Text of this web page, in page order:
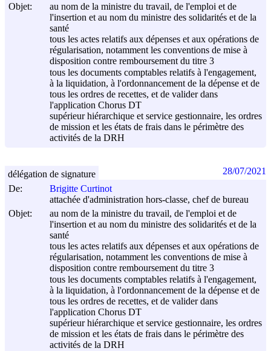
Objet:
au nom de la ministre du travail, de l'emploi et de
l'insertion et au nom du ministre des solidarités et de la
santé
tous les actes relatifs aux dépenses et aux opérations de
régularisation, notamment les conventions de mise à
disposition contre remboursement du titre 3
tous les documents comptables relatifs à l'engagement,
à la liquidation, à l'ordonnancement de la dépense et de
tous les ordres de recettes, et de valider dans
l'application Chorus DT
supérieur hiérarchique et service gestionnaire, les ordres
de mission et les états de frais dans le périmètre des
activités de la DRH
De:
Brigitte Curtinot
attachée d'administration hors-classe, chef de bureau
Objet:
au nom de la ministre du travail, de l'emploi et de
l'insertion et au nom du ministre des solidarités et de la
santé
tous les actes relatifs aux dépenses et aux opérations de
régularisation, notamment les conventions de mise à
disposition contre remboursement du titre 3
tous les documents comptables relatifs à l'engagement,
à la liquidation, à l'ordonnancement de la dépense et de
tous les ordres de recettes, et de valider dans
l'application Chorus DT
supérieur hiérarchique et service gestionnaire, les ordres
de mission et les états de frais dans le périmètre des
activités de la DRH
délégation de signature 28/07/2021